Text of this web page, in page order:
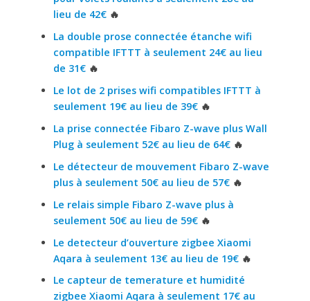
lieu de 42€🔥
La double prose connectée étanche wifi
compatible IFTTT à seulement 24€ au lieu
de 31€🔥
Le lot de 2 prises wifi compatibles IFTTT à
seulement 19€ au lieu de 39€🔥
La prise connectée Fibaro Z-wave plus Wall
Plug à seulement 52€ au lieu de 64€🔥
Le détecteur de mouvement Fibaro Z-wave
plus à seulement 50€ au lieu de 57€ 🔥
Le relais simple Fibaro Z-wave plus à
seulement 50€ au lieu de 59€ 🔥
Le detecteur d’ouverture zigbee Xiaomi
Aqara à seulement 13€ au lieu de 19€🔥
Le capteur de temerature et humidité
zigbee Xiaomi Aqara à seulement 17€ au